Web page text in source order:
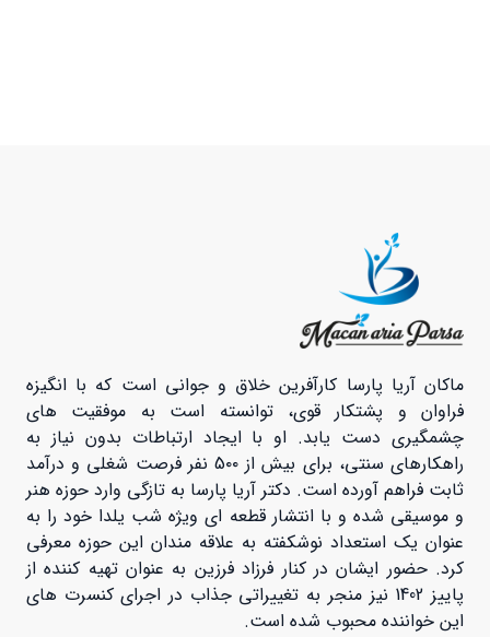
ماکان آریا پارسا کارآفرین خلاق و جوانی است که با انگیزه
فراوان و پشتکار قوی، توانسته است به موفقیت های
چشمگیری دست یابد. او با ایجاد ارتباطات بدون نیاز به
راهکارهای سنتی، برای بیش از 5۰۰ نفر فرصت شغلی و درآمد
ثابت فراهم آورده است. دکتر آریا پارسا به تازگی وارد حوزه هنر
و موسیقی شده و با انتشار قطعه ای ویژه شب یلدا خود را به
عنوان یک استعداد نوشکفته به علاقه مندان این حوزه معرفی
کرد. حضور ایشان در کنار فرزاد فرزین به عنوان تهیه کننده از
پاییز 1402 نیز منجر به تغییراتی جذاب در اجرای کنسرت های
این خواننده محبوب شده است.